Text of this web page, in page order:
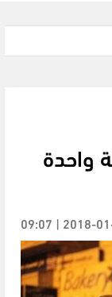
واحدة
2018-01-12 |